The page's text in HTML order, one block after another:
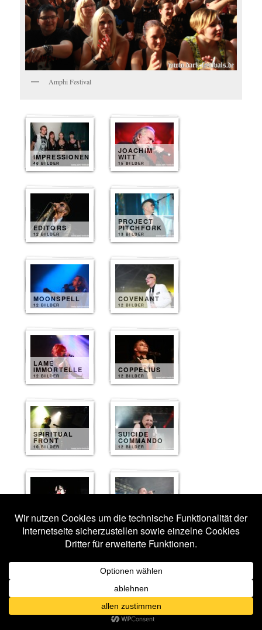
Amphi Festival
IMPRESSIONEN
40 BILDER
JOACHIM
WITT
15 BILDER
EDITORS
12 BILDER
PROJECT
PITCHFORK
13 BILDER
MOONSPELL
12 BILDER
COVENANT
12 BILDER
LAME
IMMORTELLE
12 BILDER
COPPELIUS
12 BILDER
SPIRITUAL
FRONT
10 BILDER
SUICIDE
COMMANDO
12 BILDER
12 BILDER 11 BILDER
10 BILDER